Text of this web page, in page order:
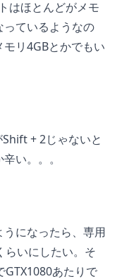
はほとんどがメモ
っているようなの
リ4GBとかでもい
+ 2じゃないと
い。。。
になったら、専用
らいにしたい。そ
あたりで